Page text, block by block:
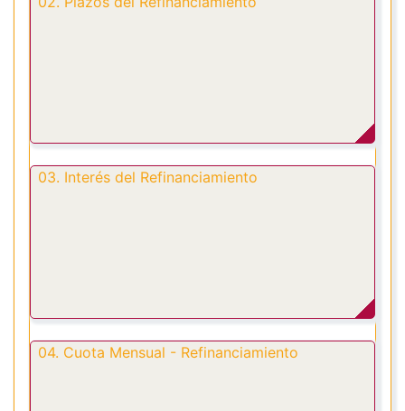
03. Interés del Refinanciamiento
04. Cuota Mensual - Refinanciamiento